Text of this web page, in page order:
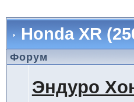
Honda XR
Форум
Эндуро